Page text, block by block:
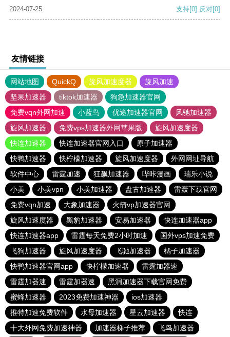
2024-07-25 支持[0] 反对[0]
友情链接
网站地图 QuickQ 旋风加速度器
旋风加速
坚果加速器
tiktok加速器
狗急加速器官网
免费vqn外网加速
小蓝鸟 优途加速器官网
风驰加速器
旋风加速器
免费vps加速器外网苹果版
旋风加速度器
快连加速器
快连加速器官网入口
原子加速器
快鸭加速器
快柠檬加速器 旋风加速度器
外网网址导航
软件中心
雷霆加速 狂飙加速器 哔咔漫画
瑞乐小说
小美
小美vpn 小美加速器 盘古加速器
雷轰下载官网
免费vqn加速
大象加速器
火箭vp加速器官网
旋风加速度器
黑豹加速器 安易加速器
快连加速器app
快连加速器app
雷霆每天免费2小时加速
国外vps加速免费
飞狗加速器
旋风加速度器 飞驰加速器
橘子加速器
快鸭加速器官网app
快柠檬加速器
雷霆加器速
雷霆加器速
雷霆加器速
黑洞加速器下载官网免费
蜜蜂加速器
2023免费加速神器
ios加速器
推特加速免费软件
水母加速器 星云加速器
快连
十大外网免费加速神器
加速器梯子推荐 飞鸟加速器